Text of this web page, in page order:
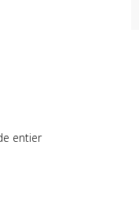
entier